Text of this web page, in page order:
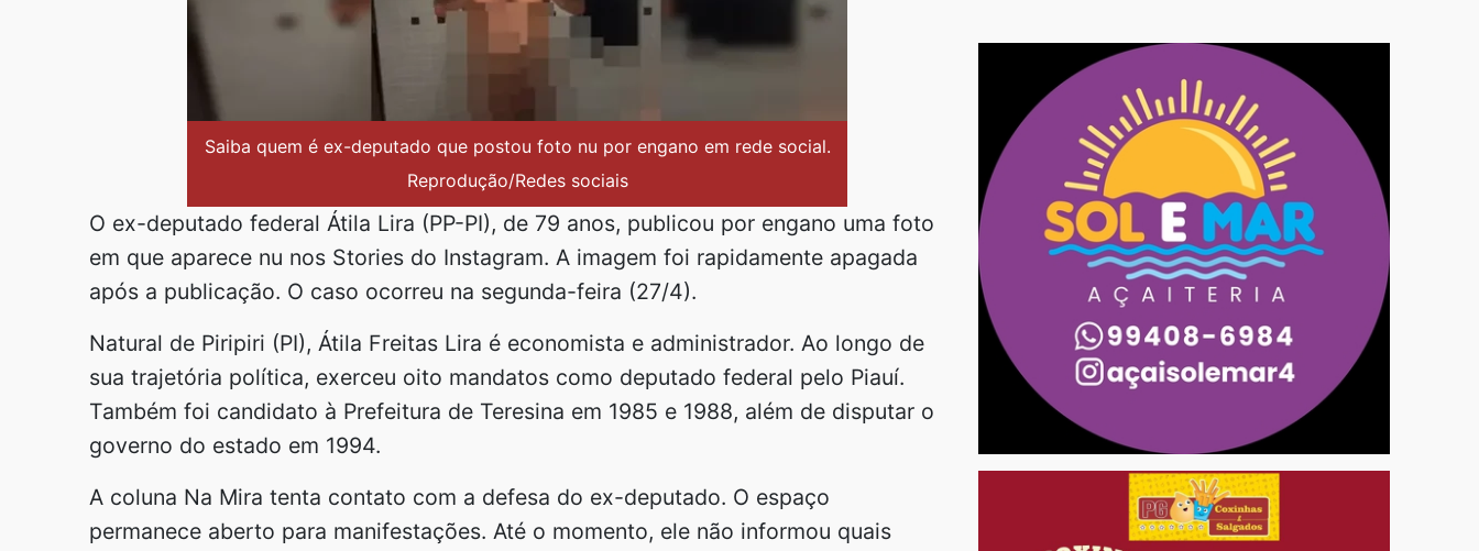
Saiba quem é ex-deputado que postou foto nu por engano em rede social.
Reprodução/Redes sociais
O ex-deputado federal Átila Lira (PP-PI), de 79 anos, publicou por engano uma foto
em que aparece nu nos Stories do Instagram. A imagem foi rapidamente apagada
após a publicação. O caso ocorreu na segunda-feira (27/4).
Natural de Piripiri (PI), Átila Freitas Lira é economista e administrador. Ao longo de
sua trajetória política, exerceu oito mandatos como deputado federal pelo Piauí.
Também foi candidato à Prefeitura de Teresina em 1985 e 1988, além de disputar o
governo do estado em 1994.
A coluna Na Mira tenta contato com a defesa do ex-deputado. O espaço
permanece aberto para manifestações. Até o momento, ele não informou quais